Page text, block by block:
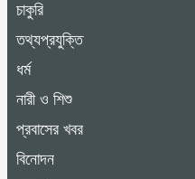
চাকুরি
তথ্যপ্রযুক্তি
ধর্ম
নারী ও শিশু
প্রবাসের খবর
বিনোদন